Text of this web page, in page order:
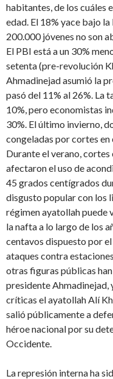
habitantes, de los cuáles
edad. El 18% yace bajo
200.000 jóvenes no son
El PBI está a un 30%
setenta (pre-revolución
Ahmadinejad asumió la
pasó del 11% al 26%. La
10%, pero economistas
30%. El último invierno,
congeladas por cortes en
Durante el verano,
afectaron el uso de
45 grados centígrados
disgusto popular con los
régimen ayatollah puede
la nafta a lo largo de los
centavos dispuesto por
ataques contra
otras figuras públicas
presidente Ahmadinejad,
críticas el ayatollah Alí
salió públicamente a
héroe nacional por su
Occidente.
La represión interna ha